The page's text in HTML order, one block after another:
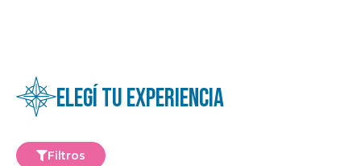
Elegí tu experiencia
Filtros